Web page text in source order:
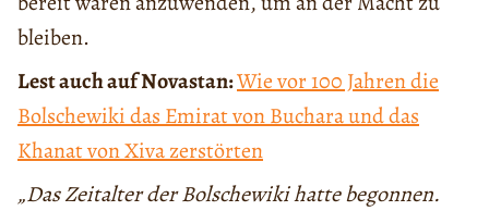
bleiben.
Lest auch auf Novastan:Wie vor 100 Jahren die
Bolschewiki das Emirat von Buchara und das
Khanat von Xiva zerstörten
„Das Zeitalter der Bolschewiki hatte begonnen.